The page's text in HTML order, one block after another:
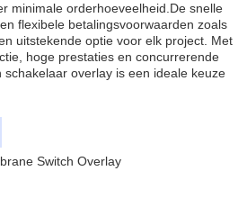
minimale orderhoeveelheid.De snelle
flexibele betalingsvoorwaarden zoals
uitstekende optie voor elk project. Met
hoge prestaties en concurrerende
overlay is een ideale keuze
Switch Overlay